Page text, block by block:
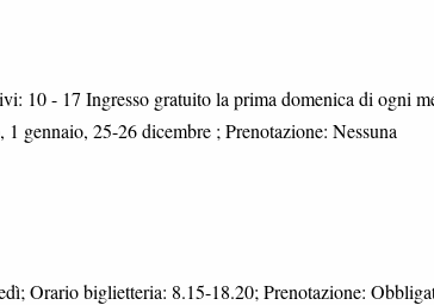
10 - 17 Ingresso gratuito la prima domenica di ogni
gennaio, 25-26 dicembre ; Prenotazione: Nessuna
Orario biglietteria: 8.15-18.20; Prenotazione: